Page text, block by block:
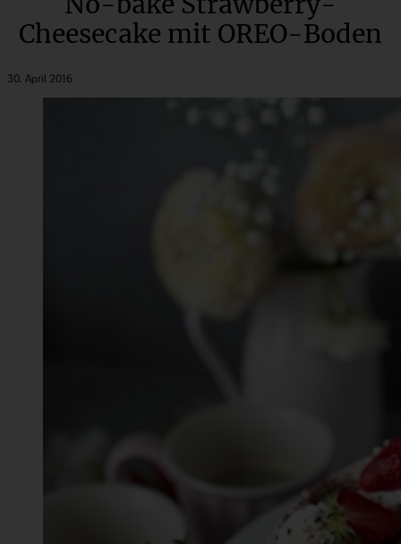
Cheesecake mit OREO-Boden
30. April 2016